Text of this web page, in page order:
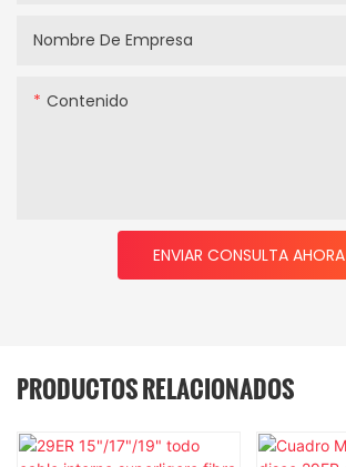
Nombre De Empresa
Contenido
ENVIAR CONSULTA AHORA
PRODUCTOS RELACIONADOS